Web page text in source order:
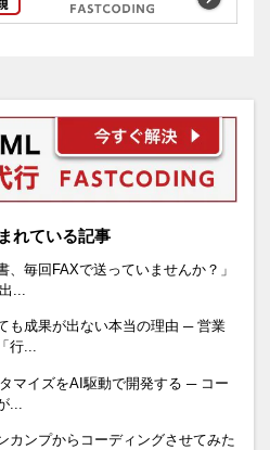
れている記事
、毎回FAXで送っていませんか？」
...
も成果が出ない本当の理由 ─ 営業
行...
マイズをAI駆動で開発する ─ コー
...
カンプからコーディングさせてみた